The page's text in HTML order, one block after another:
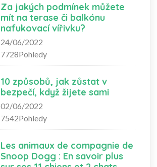
Za jakých podmínek můžete
mít na terase či balkónu
nafukovací vířivku?
24/06/2022
7728Pohledy
10 způsobů, jak zůstat v
bezpečí, když žijete sami
02/06/2022
7542Pohledy
Les animaux de compagnie de
Snoop Dogg : En savoir plus